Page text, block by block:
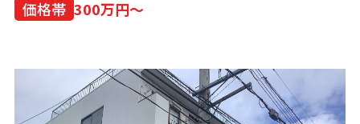
価格帯 300万円～